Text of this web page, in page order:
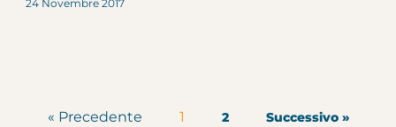
24 Novembre 2017
« Precedente 1 2 Successivo »